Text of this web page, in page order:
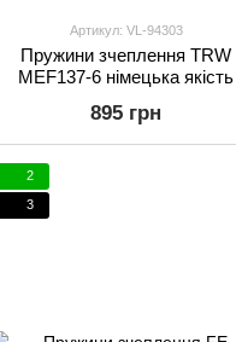
Артикул: VL-94303
Пружини зчеплення TRW
MEF137-6 німецька якість
895 грн
2
3